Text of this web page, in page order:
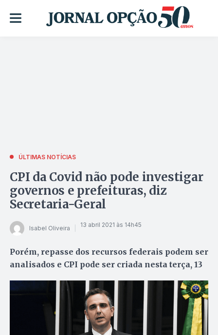
ÚLTIMAS NOTÍCIAS
CPI da Covid não pode investigar
governos e prefeituras, diz
Secretaria-Geral
Isabel Oliveira 13 abril 2021 às 14h45
Porém, repasse dos recursos federais podem ser
analisados e CPI pode ser criada nesta terça, 13